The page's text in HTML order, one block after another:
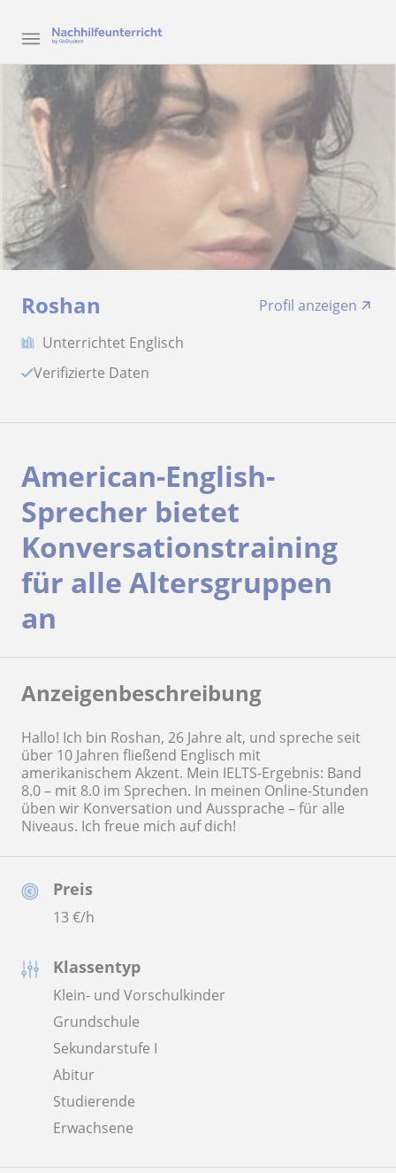
Roshan
Profil anzeigen
Unterrichtet Englisch
Verifizierte Daten
Preis
13 €/h
Klassentyp
Klein- und Vorschulkinder
Grundschule
Sekundarstufe I
Abitur
Studierende
Erwachsene
American-English-
Sprecher bietet
Konversationstraining
für alle Altersgruppen
an
Anzeigenbeschreibung
Hallo! Ich bin Roshan, 26 Jahre alt, und spreche seit
über 10 Jahren fließend Englisch mit
amerikanischem Akzent. Mein IELTS-Ergebnis: Band
8.0 – mit 8.0 im Sprechen. In meinen Online-Stunden
üben wir Konversation und Aussprache – für alle
Niveaus. Ich freue mich auf dich!